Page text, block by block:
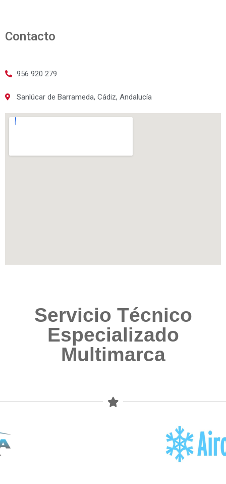
Contacto
956 920 279
Sanlúcar de Barrameda, Cádiz, Andalucía
Servicio Técnico
Especializado
Multimarca